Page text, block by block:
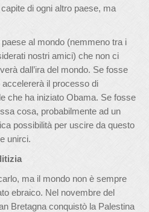
di ogni altro paese, ma
al mondo (nemmeno tra i
nostri amici) che non ci
dall’ira del mondo. Se fosse
il processo di
che ha iniziato Obama. Se fosse
cosa, probabilmente ad un
possibilità per uscire da questo
unirci.
ma il mondo non è sempre
ebraico. Nel novembre del
Bretagna conquistò la Palestina